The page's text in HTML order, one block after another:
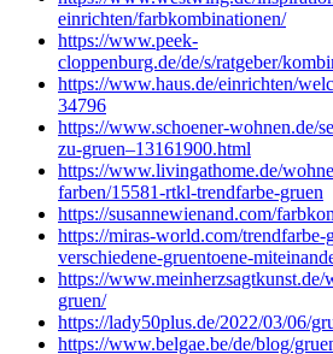
einrichten/farbkombinationen/
https://www.peek-
cloppenburg.de/de/s/ratgeber/
https://www.haus.de/einrichten/
34796
https://www.schoener-wohnen.de/
zu-gruen–13161900.html
https://www.livingathome.de/
farben/15581-rtkl-trendfarbe-gruen
https://susannewienand.com/
https://miras-world.com/trendfarbe-
verschiedene-gruentoene-
https://www.meinherzsagtkunst.de/
gruen/
https://lady50plus.de/2022/03/06/
https://www.belgae.be/de/blog/